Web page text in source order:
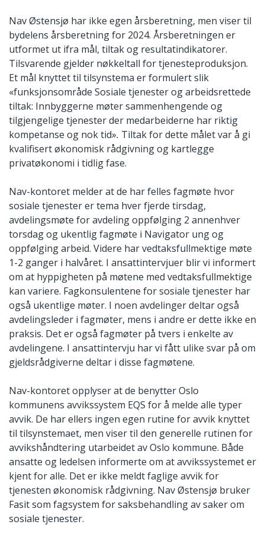
Nav Østensjø har ikke egen årsberetning, men viser til
bydelens årsberetning for 2024. Årsberetningen er
utformet ut ifra mål, tiltak og resultatindikatorer.
Tilsvarende gjelder nøkkeltall for tjenesteproduksjon.
Et mål knyttet til tilsynstema er formulert slik
«funksjonsområde Sosiale tjenester og arbeidsrettede
tiltak: Innbyggerne møter sammenhengende og
tilgjengelige tjenester der medarbeiderne har riktig
kompetanse og nok tid». Tiltak for dette målet var å gi
kvalifisert økonomisk rådgivning og kartlegge
privatøkonomi i tidlig fase.
Nav-kontoret melder at de har felles fagmøte hvor
sosiale tjenester er tema hver fjerde tirsdag,
avdelingsmøte for avdeling oppfølging 2 annenhver
torsdag og ukentlig fagmøte i Navigator ung og
oppfølging arbeid. Videre har vedtaksfullmektige møte
1-2 ganger i halvåret. I ansattintervjuer blir vi informert
om at hyppigheten på møtene med vedtaksfullmektige
kan variere. Fagkonsulentene for sosiale tjenester har
også ukentlige møter. I noen avdelinger deltar også
avdelingsleder i fagmøter, mens i andre er dette ikke en
praksis. Det er også fagmøter på tvers i enkelte av
avdelingene. I ansattintervju har vi fått ulike svar på om
gjeldsrådgiverne deltar i disse fagmøtene.
Nav-kontoret opplyser at de benytter Oslo
kommunens avvikssystem EQS for å melde alle typer
avvik. De har ellers ingen egen rutine for avvik knyttet
til tilsynstemaet, men viser til den generelle rutinen for
avvikshåndtering utarbeidet av Oslo kommune. Både
ansatte og ledelsen informerte om at avvikssystemet er
kjent for alle. Det er ikke meldt faglige avvik for
tjenesten økonomisk rådgivning. Nav Østensjø bruker
Fasit som fagsystem for saksbehandling av saker om
sosiale tjenester.